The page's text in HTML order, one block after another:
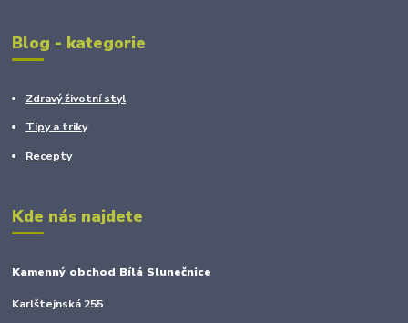
Blog - kategorie
Zdravý životní styl
Tipy a triky
Recepty
Kde nás najdete
Kamenný obchod Bílá Slunečnice
Karlštejnská 255